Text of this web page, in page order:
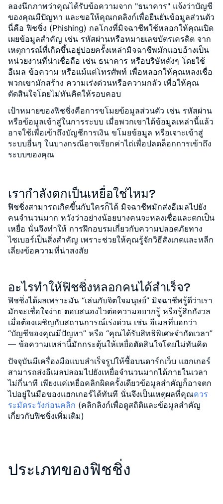
ลองนึกภาพว่าคุณได้รับข้อความจาก "ธนาคาร" แจ้งว่าบัญชี
ของคุณมีปัญหา และขอให้คุณกดลิงก์เพื่อยืนยันข้อมูลส่วนตัว
นี่คือ ฟิชชิ่ง (Phishing) กลโกงที่มิจฉาชีพใช้หลอกให้คุณเปิด
เผยข้อมูลสำคัญ เช่น รหัสผ่านหรือหมายเลขบัตรเครดิต จาก
เหตุการณ์ที่เกิดขึ้นอยู่บ่อยครั้งเหล่ามิจฉาชีพมักแอบอ้างเป็น
หน่วยงานที่น่าเชื่อถือ เช่น ธนาคาร หรือบริษัทดังๆ โดยใช้
อีเมล ข้อความ หรือแม้แต่โทรศัพท์ เพื่อหลอกให้คุณหลงเชื่อ
พวกเขามักสร้าง ความเร่งด่วนหรือความกลัว เพื่อให้คุณ
ตัดสินใจโดยไม่ทันคิดให้รอบคอบ
เป้าหมายของฟิชชิ่งคือการขโมยข้อมูลส่วนตัว เช่น รหัสผ่าน
หรือข้อมูลเข้าสู่ในการระบบ เมื่อพวกเขาได้ข้อมูลเหล่านี้แล้ว
อาจใช้เพื่อเข้าถึงบัญชีการเงิน ขโมยข้อมูล หรือเจาะเข้าสู่
ระบบอื่นๆ ในบางกรณีอาจเรียกค่าไถ่เพื่อปลดล็อกการเข้าถึง
ระบบของคุณ
เรากำลังตกเป็นเหยื่อใช่ไหม?
ฟิชชิ่งสามารถเกิดขึ้นกับใครก็ได้ มิจฉาชีพมักส่งอีเมลไปยัง
คนจำนวนมาก หวังว่าอย่างน้อยบางคนจะหลงเชื่อและตกเป็น
เหยื่อ นั่นจึงทำให้ การฝึกอบรมเกี่ยวกับความปลอดภัยทาง
ไซเบอร์เป็นสิ่งสำคัญ เพราะช่วยให้คุณรู้จักวิธีสังเกตและหลีก
เลี่ยงข้อความที่น่าสงสัย
อะไรทำให้ฟิชชิ่งหลอกคนได้สำเร็จ?
ฟิชชิ่งได้ผลเพราะมัน “เล่นกับจิตใจมนุษย์” มิจฉาชีพรู้ดีว่าเรา
มักจะเชื่อใจง่าย ตอบสนองไวต่อความอยากรู้ หรือรู้สึกกังวล
เมื่อต้องเผชิญกับสถานการณ์เร่งด่วน เช่น อีเมลที่บอกว่า
“บัญชีของคุณมีปัญหา” หรือ “คุณได้รับสิทธิพิเศษจำกัดเวลา”
— ข้อความเหล่านี้มักกระตุ้นให้เหยื่อตัดสินใจโดยไม่ทันคิด
ปัจจุบันมีเครื่องมือแบบสำเร็จรูปให้ซื้อบนดาร์กเว็บ แฮกเกอร์
สามารถส่งอีเมลปลอมไปยังเหยื่อจำนวนมากได้ภายในเวลา
ไม่กี่นาที เพียงแค่เหยื่อคลิกผิดครั้งเดียวข้อมูลสำคัญก็อาจตก
ไปอยู่ในมือของแฮกเกอร์ได้ทันที นั่นจึงเป็นเหตุผลที่คุณควร
ระมัดระวังก่อนคลิก (คลิกลิงก์เพื่อดูสถิติและข้อมูลสำคัญ
เกี่ยวกับฟิชชิ่งเพิ่มเติม)
ประเภทของฟิชชิ่ง